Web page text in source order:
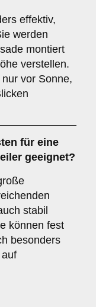
effektiv,
werden
montiert
verstellen.
vor Sonne,
für eine
geeignet?
stabil
können fest
besonders